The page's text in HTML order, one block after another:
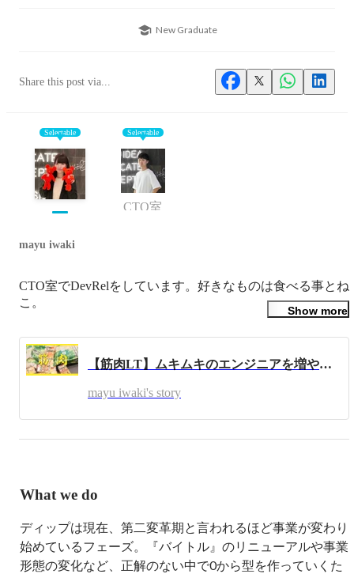
New Graduate
Share this post via...
Selectable Selectable
CTO室
mayu iwaki
CTO室でDevRelをしています。好きなものは食べる事とね
こ。
Show more
【筋肉LT】ムキムキのエンジニアを増やしたい
mayu iwaki's story
What we do
ディップは現在、第二変革期と言われるほど事業が変わり
始めているフェーズ。『バイトル』のリニューアルや事業
形態の変化など、正解のない中で0から型を作っていくた